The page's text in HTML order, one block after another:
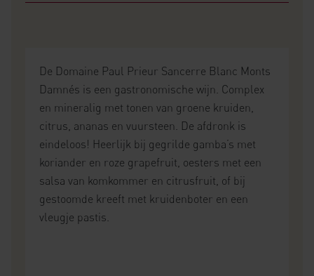
De Domaine Paul Prieur Sancerre Blanc Monts
Damnés is een gastronomische wijn. Complex
en mineralig met tonen van groene kruiden,
citrus, ananas en vuursteen. De afdronk is
eindeloos! Heerlijk bij gegrilde gamba’s met
koriander en roze grapefruit, oesters met een
salsa van komkommer en citrusfruit, of bij
gestoomde kreeft met kruidenboter en een
vleugje pastis.